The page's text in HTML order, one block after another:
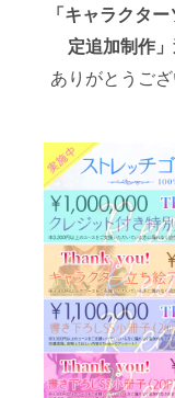
「キャラクタ
定追加制作」
ありがとうござ